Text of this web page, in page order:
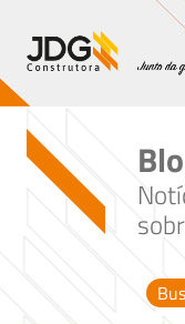
Contato
Sobre nós
Blog